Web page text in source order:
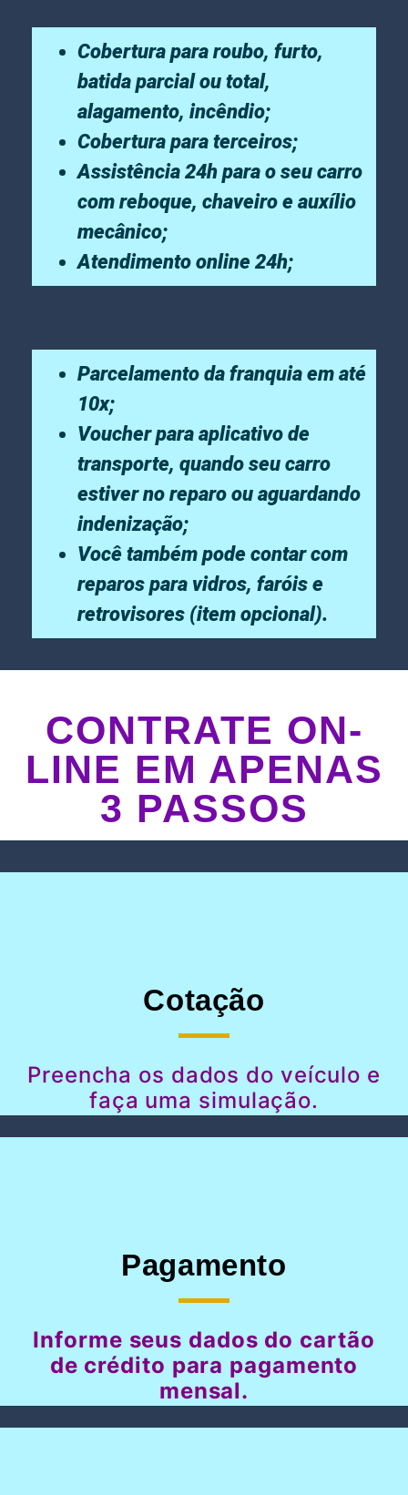
Cobertura para roubo, furto,
batida parcial ou total,
alagamento, incêndio;
Cobertura para terceiros;
Assistência 24h para o seu carro
com reboque, chaveiro e auxílio
mecânico;
Atendimento online 24h;
Parcelamento da franquia em até
10x;
Voucher para aplicativo de
transporte, quando seu carro
estiver no reparo ou aguardando
indenização;
Você também pode contar com
reparos para vidros, faróis e
retrovisores (item opcional).
CONTRATE ON-
LINE EM APENAS
3 PASSOS
Cotação
Preencha os dados do veículo e
faça uma simulação.
Pagamento
Informe seus dados do cartão
de crédito para pagamento
mensal.